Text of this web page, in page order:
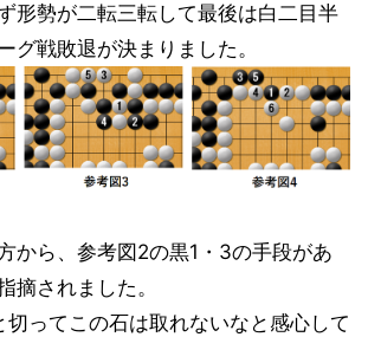
形勢が二転三転して最後は白二目半
グ戦敗退が決まりました。
から、参考図2の黒1・3の手段があ
摘されました。
切ってこの石は取れないなと感心して